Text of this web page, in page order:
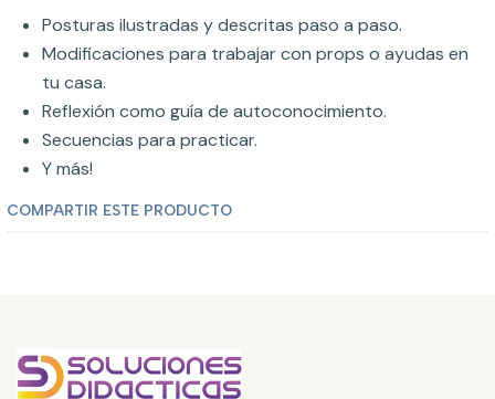
Posturas ilustradas y descritas paso a paso.
Modificaciones para trabajar con props o ayudas en
tu casa.
Reflexión como guía de autoconocimiento.
Secuencias para practicar.
Y más!
COMPARTIR ESTE PRODUCTO